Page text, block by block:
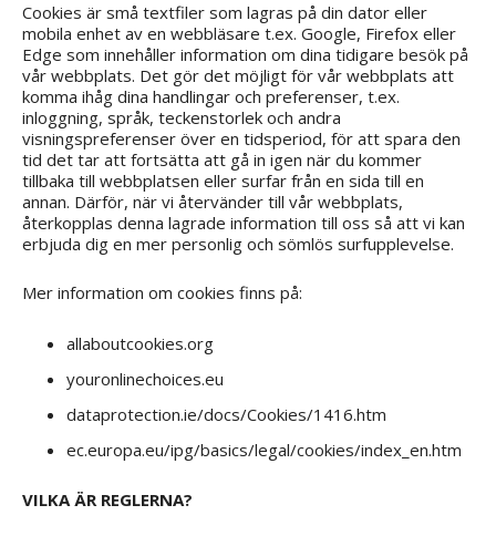
Cookies är små textfiler som lagras på din dator eller
mobila enhet av en webbläsare t.ex. Google, Firefox eller
Edge som innehåller information om dina tidigare besök på
vår webbplats. Det gör det möjligt för vår webbplats att
komma ihåg dina handlingar och preferenser, t.ex.
inloggning, språk, teckenstorlek och andra
visningspreferenser över en tidsperiod, för att spara den
tid det tar att fortsätta att gå in igen när du kommer
tillbaka till webbplatsen eller surfar från en sida till en
annan. Därför, när vi återvänder till vår webbplats,
återkopplas denna lagrade information till oss så att vi kan
erbjuda dig en mer personlig och sömlös surfupplevelse.
Mer information om cookies finns på:
allaboutcookies.org
youronlinechoices.eu
dataprotection.ie/docs/Cookies/1416.htm
ec.europa.eu/ipg/basics/legal/cookies/index_en.htm
VILKA ÄR REGLERNA?